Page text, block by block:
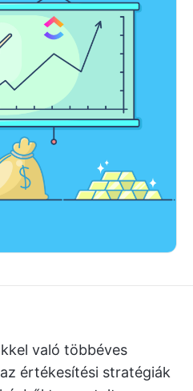
való többéves
értékesítési stratégiák